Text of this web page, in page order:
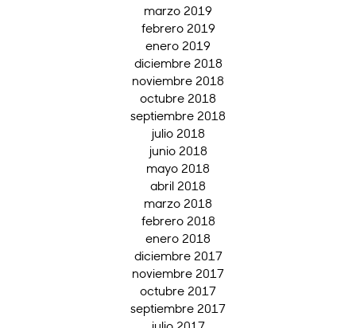
marzo 2019
febrero 2019
enero 2019
diciembre 2018
noviembre 2018
octubre 2018
septiembre 2018
julio 2018
junio 2018
mayo 2018
abril 2018
marzo 2018
febrero 2018
enero 2018
diciembre 2017
noviembre 2017
octubre 2017
septiembre 2017